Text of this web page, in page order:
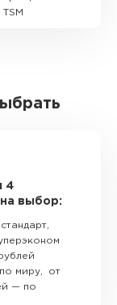
4
выбор:
миру, от
— по